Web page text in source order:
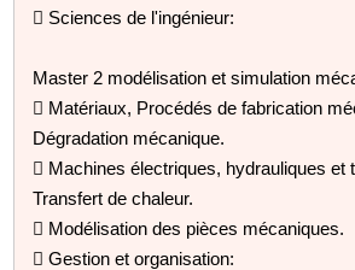
 Sciences de l'ingénieur:
Master 2 modélisation et simulation
 Matériaux, Procédés de fabrication
Dégradation mécanique.
 Machines électriques, hydrauliques et
Transfert de chaleur.
 Modélisation des pièces mécaniques.
 Gestion et organisation: